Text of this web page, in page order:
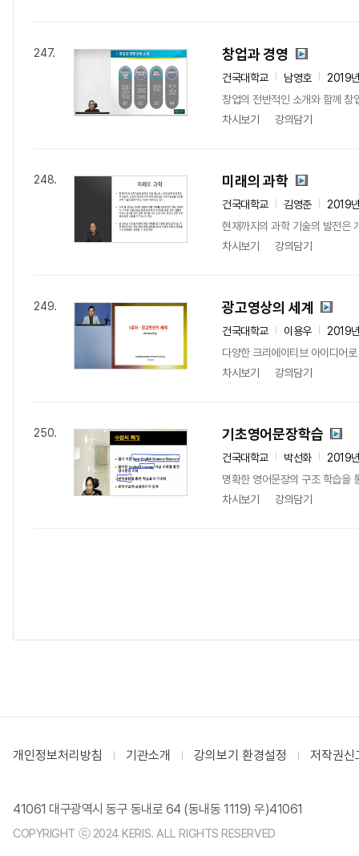
247. 창업과 경영
건국대학교 남영호
2019
창업의 전반적인 소개와 함께
차시보기
강의담기
248. 미래의 과학
건국대학교 김영준
2019
현재까지의 과학 기술의 발전은
차시보기
강의담기
249. 광고영상의 세계
건국대학교 이용우
2019
다양한 크리에이티브 아이디어
차시보기
강의담기
250. 기초영어문장학습
건국대학교 박선화
2019
명확한 영어문장의 구조 학습을
차시보기
강의담기
개인정보처리방침 기관소개 강의보기 환경설정 저작권신
41061 대구광역시 동구 동내로 64 (동내동 1119) 우)41061
COPYRIGHT ⓒ 2024 KERIS. ALL RIGHTS RESERVED